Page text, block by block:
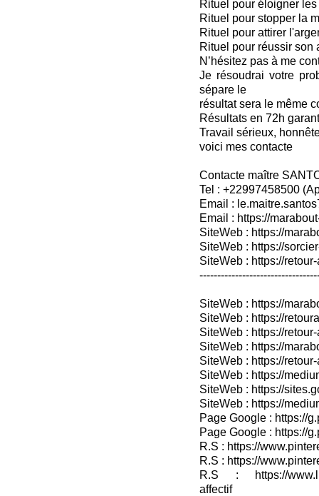
Rituel pour éloigner
Rituel pour stopper la
Rituel pour attirer
Rituel pour réussir son
N’hésitez pas à me
Je résoudrai votre
sépare le
résultat sera le même
Résultats en 72h
Travail sérieux,
voici mes contacte
Contacte maître
Tel : +22997458500
Email :
Email : https://
SiteWeb : https://
SiteWeb : https://
SiteWeb : https://
SiteWeb : https://
SiteWeb : https://
SiteWeb : https://
SiteWeb : https://
SiteWeb : https://
SiteWeb : https://
SiteWeb : https://
SiteWeb : https://
Page Google : https://
Page Google : https://
R.S : https://
R.S : https://
R.S : https://
affectif